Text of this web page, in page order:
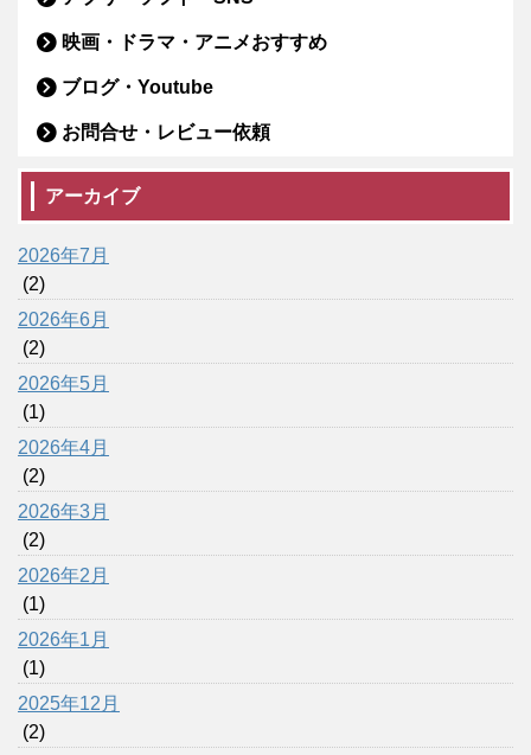
映画・ドラマ・アニメおすすめ
ブログ・Youtube
お問合せ・レビュー依頼
アーカイブ
2026年7月
(2)
2026年6月
(2)
2026年5月
(1)
2026年4月
(2)
2026年3月
(2)
2026年2月
(1)
2026年1月
(1)
2025年12月
(2)